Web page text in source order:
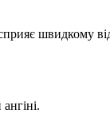
швидкому